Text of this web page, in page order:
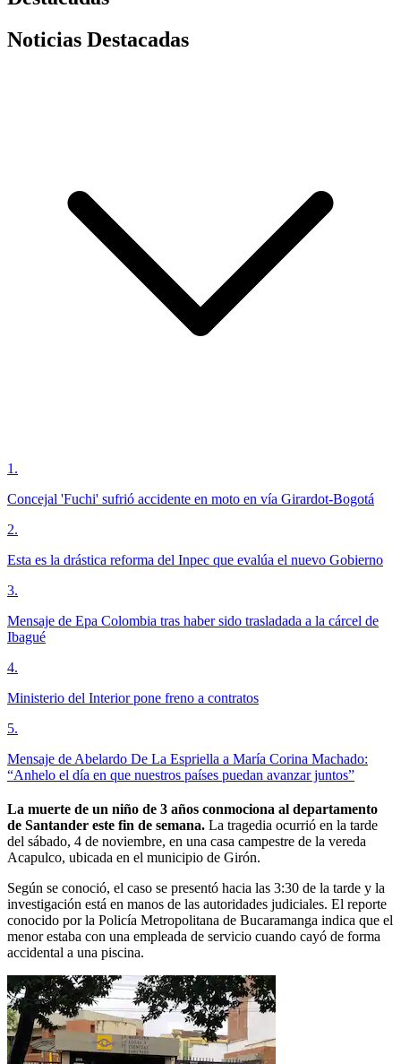
Noticias Destacadas
1 .
Concejal 'Fuchi' sufrió accidente en moto en vía Girardot-Bogotá
2.
Esta es la drástica reforma del Inpec que evalúa el nuevo Gobierno
3.
Mensaje de Epa Colombia tras haber sido trasladada a la cárcel de
Ibagué
4.
Ministerio del Interior pone freno a contratos
5.
Mensaje de Abelardo De La Espriella a María Corina Machado:
“Anhelo el día en que nuestros países puedan avanzar juntos”
La muerte de un niño de 3 años conmociona al departamento
de Santander este fin de semana. La tragedia ocurrió en la tarde
del sábado, 4 de noviembre, en una casa campestre de la vereda
Acapulco, ubicada en el municipio de Girón.
Según se conoció, el caso se presentó hacia las 3:30 de la tarde y la
investigación está en manos de las autoridades judiciales. El reporte
conocido por la Policía Metropolitana de Bucaramanga indica que el
menor estaba con una empleada de servicio cuando cayó de forma
accidental a una piscina.